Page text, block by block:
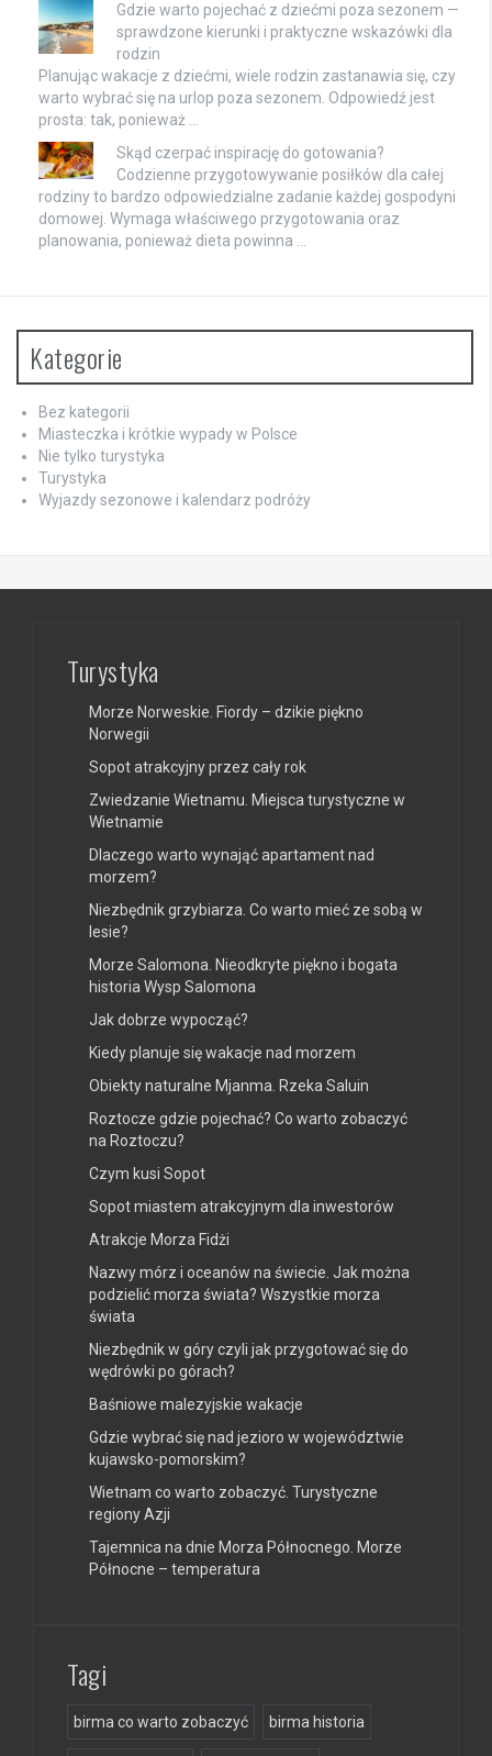
Gdzie warto pojechać z dziećmi poza sezonem —
sprawdzone kierunki i praktyczne wskazówki dla
rodzin
Planując wakacje z dziećmi, wiele rodzin zastanawia się, czy
warto wybrać się na urlop poza sezonem. Odpowiedź jest
prosta: tak, ponieważ …
Skąd czerpać inspirację do gotowania?
Codzienne przygotowywanie posiłków dla całej
rodziny to bardzo odpowiedzialne zadanie każdej gospodyni
domowej. Wymaga właściwego przygotowania oraz
planowania, ponieważ dieta powinna …
Kategorie
Bez kategorii
Miasteczka i krótkie wypady w Polsce
Nie tylko turystyka
Turystyka
Wyjazdy sezonowe i kalendarz podróży
Turystyka
Morze Norweskie. Fiordy – dzikie piękno
Norwegii
Sopot atrakcyjny przez cały rok
Zwiedzanie Wietnamu. Miejsca turystyczne w
Wietnamie
Dlaczego warto wynająć apartament nad
morzem?
Niezbędnik grzybiarza. Co warto mieć ze sobą w
lesie?
Morze Salomona. Nieodkryte piękno i bogata
historia Wysp Salomona
Jak dobrze wypocząć?
Kiedy planuje się wakacje nad morzem
Obiekty naturalne Mjanma. Rzeka Saluin
Roztocze gdzie pojechać? Co warto zobaczyć
na Roztoczu?
Czym kusi Sopot
Sopot miastem atrakcyjnym dla inwestorów
Atrakcje Morza Fidżi
Nazwy mórz i oceanów na świecie. Jak można
podzielić morza świata? Wszystkie morza
świata
Niezbędnik w góry czyli jak przygotować się do
wędrówki po górach?
Baśniowe malezyjskie wakacje
Gdzie wybrać się nad jezioro w województwie
kujawsko-pomorskim?
Wietnam co warto zobaczyć. Turystyczne
regiony Azji
Tajemnica na dnie Morza Północnego. Morze
Północne – temperatura
Tagi
birma co warto zobaczyć birma historia